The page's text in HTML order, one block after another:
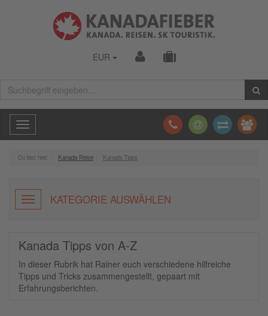
EUR
Toggle
navigation
Du bist hier: Kanada Reise Kanada Tipps
KATEGORIE AUSWÄHLEN
Kanada Tipps von A-Z
In dieser Rubrik hat Rainer euch verschiedene hilfreiche
Tipps und Tricks zusammengestellt, gepaart mit
Erfahrungsberichten.